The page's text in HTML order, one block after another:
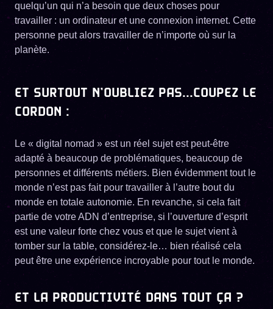
quelqu’un qui n’a besoin que deux choses pour
travailler : un ordinateur et une connexion internet. Cette
personne peut alors travailler de n’importe où sur la
planète.
ET SURTOUT N’OUBLIEZ PAS...COUPEZ LE
CORDON :
Le « digital nomad » est un réel sujet est peut-être
adapté à beaucoup de problématiques, beaucoup de
personnes et différents métiers. Bien évidemment tout le
monde n’est pas fait pour travailler à l’autre bout du
monde en totale autonomie. En revanche, si cela fait
partie de votre ADN d’entreprise, si l’ouverture d’esprit
est une valeur forte chez vous et que le sujet vient à
tomber sur la table, considérez-le… bien réalisé cela
peut être une expérience incroyable pour tout le monde.
ET LA PRODUCTIVITÉ DANS TOUT ÇA ?